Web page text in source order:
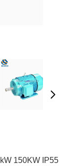
150KW IP55